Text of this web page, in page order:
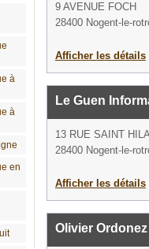
à
à
en
9 AVENUE FOCH
28400 Nogent-le-
Afficher les détails
Le Guen
13 RUE SAINT
28400 Nogent-le-
Afficher les détails
Olivier Ordonez